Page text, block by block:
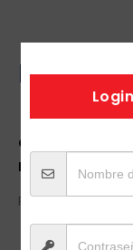
4 UDS
Categorías:
Etiqueta:
PREMIER
Login